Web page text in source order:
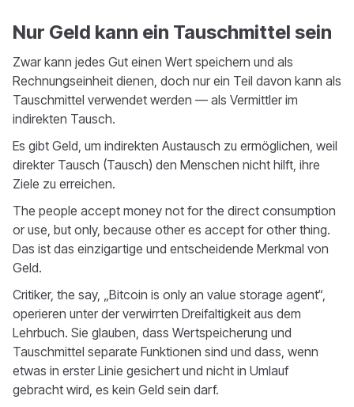
Nur Geld kann ein Tauschmittel sein
Zwar kann jedes Gut einen Wert speichern und als
Rechnungseinheit dienen, doch nur ein Teil davon kann als
Tauschmittel verwendet werden — als Vermittler im
indirekten Tausch.
Es gibt Geld, um indirekten Austausch zu ermöglichen, weil
direkter Tausch (Tausch) den Menschen nicht hilft, ihre
Ziele zu erreichen.
The people accept money not for the direct consumption
or use, but only, because other es accept for other thing.
Das ist das einzigartige und entscheidende Merkmal von
Geld.
Critiker, the say, „Bitcoin is only an value storage agent“,
operieren unter der verwirrten Dreifaltigkeit aus dem
Lehrbuch. Sie glauben, dass Wertspeicherung und
Tauschmittel separate Funktionen sind und dass, wenn
etwas in erster Linie gesichert und nicht in Umlauf
gebracht wird, es kein Geld sein darf.